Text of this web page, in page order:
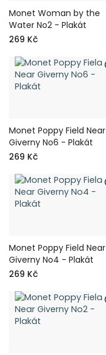
Monet Woman by the
Water No2 - Plakát
269 Kč
Monet Poppy Field Near
Giverny No6 - Plakát
269 Kč
Monet Poppy Field Near
Giverny No4 - Plakát
269 Kč